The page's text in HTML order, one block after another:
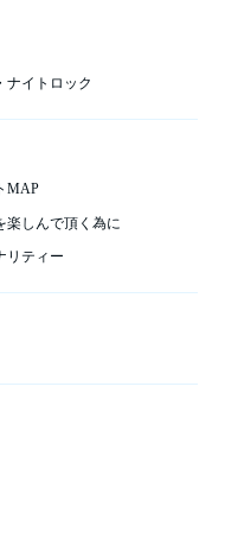
ナイトロック
MAP
楽しんで頂く為に
リティー